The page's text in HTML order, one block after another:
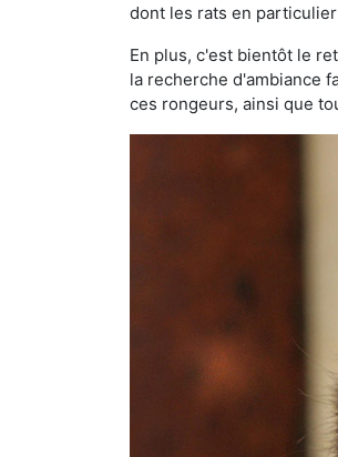
dont les rats en
En plus, c'est bientôt le
la recherche d'ambiance
ces rongeurs, ainsi que